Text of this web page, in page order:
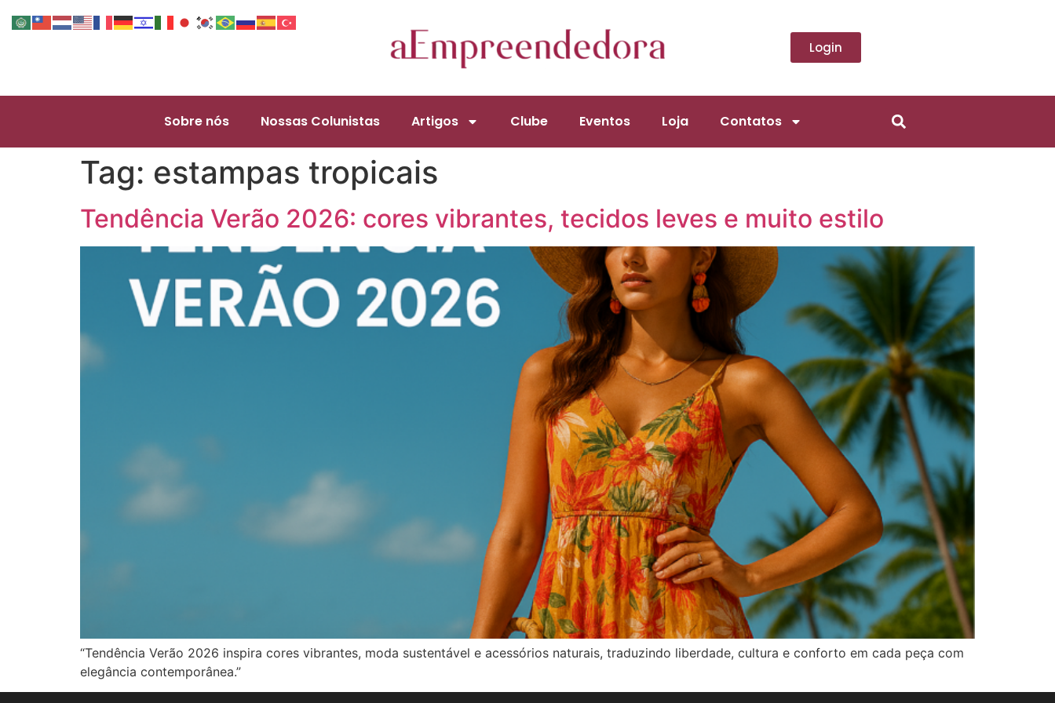
Login
Sobre nós Nossas Colunistas Artigos Clube Eventos Loja Contatos
Tag: estampas tropicais
Tendência Verão 2026: cores vibrantes, tecidos leves e muito estilo
“Tendência Verão 2026 inspira cores vibrantes, moda sustentável e acessórios naturais, traduzindo liberdade, cultura e conforto em cada peça com
elegância contemporânea.”